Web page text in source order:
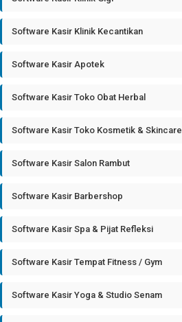
Software Kasir Klinik Kecantikan
Software Kasir Apotek
Software Kasir Toko Obat Herbal
Software Kasir Toko Kosmetik & Skincare
Software Kasir Salon Rambut
Software Kasir Barbershop
Software Kasir Spa & Pijat Refleksi
Software Kasir Tempat Fitness / Gym
Software Kasir Yoga & Studio Senam